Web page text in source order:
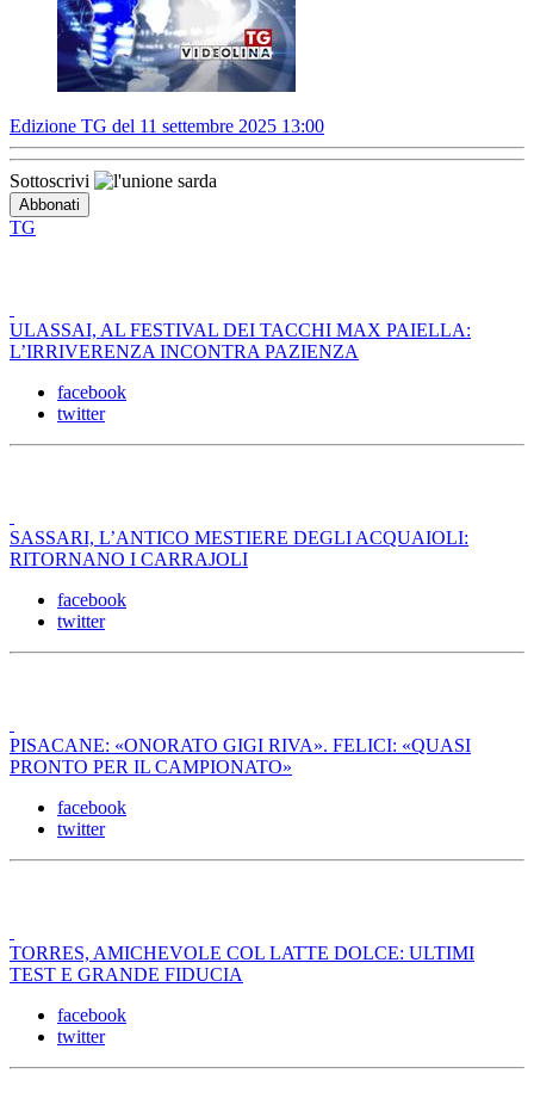
Edizione TG del 11 settembre 2025 13:00
Sottoscrivi
TG
ULASSAI, AL FESTIVAL DEI TACCHI MAX PAIELLA:
L’IRRIVERENZA INCONTRA PAZIENZA
facebook
twitter
SASSARI, L’ANTICO MESTIERE DEGLI ACQUAIOLI:
RITORNANO I CARRAJOLI
facebook
twitter
PISACANE: «ONORATO GIGI RIVA». FELICI: «QUASI
PRONTO PER IL CAMPIONATO»
facebook
twitter
TORRES, AMICHEVOLE COL LATTE DOLCE: ULTIMI
TEST E GRANDE FIDUCIA
facebook
twitter